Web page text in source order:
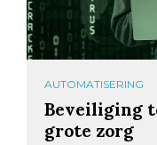
AUTOMATISERING
Beveiliging
grote zorg